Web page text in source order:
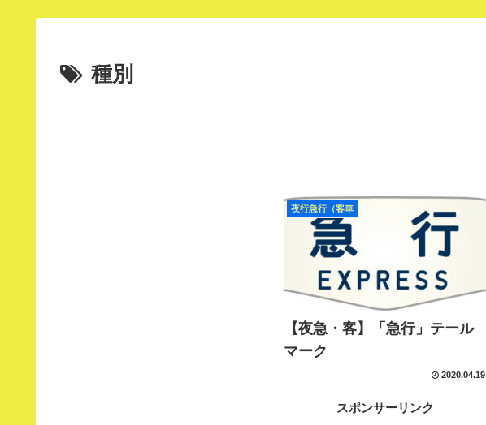
種別
夜行急行（客車
【夜急・客】「急行」テール
マーク
2020.04.19
スポンサーリンク